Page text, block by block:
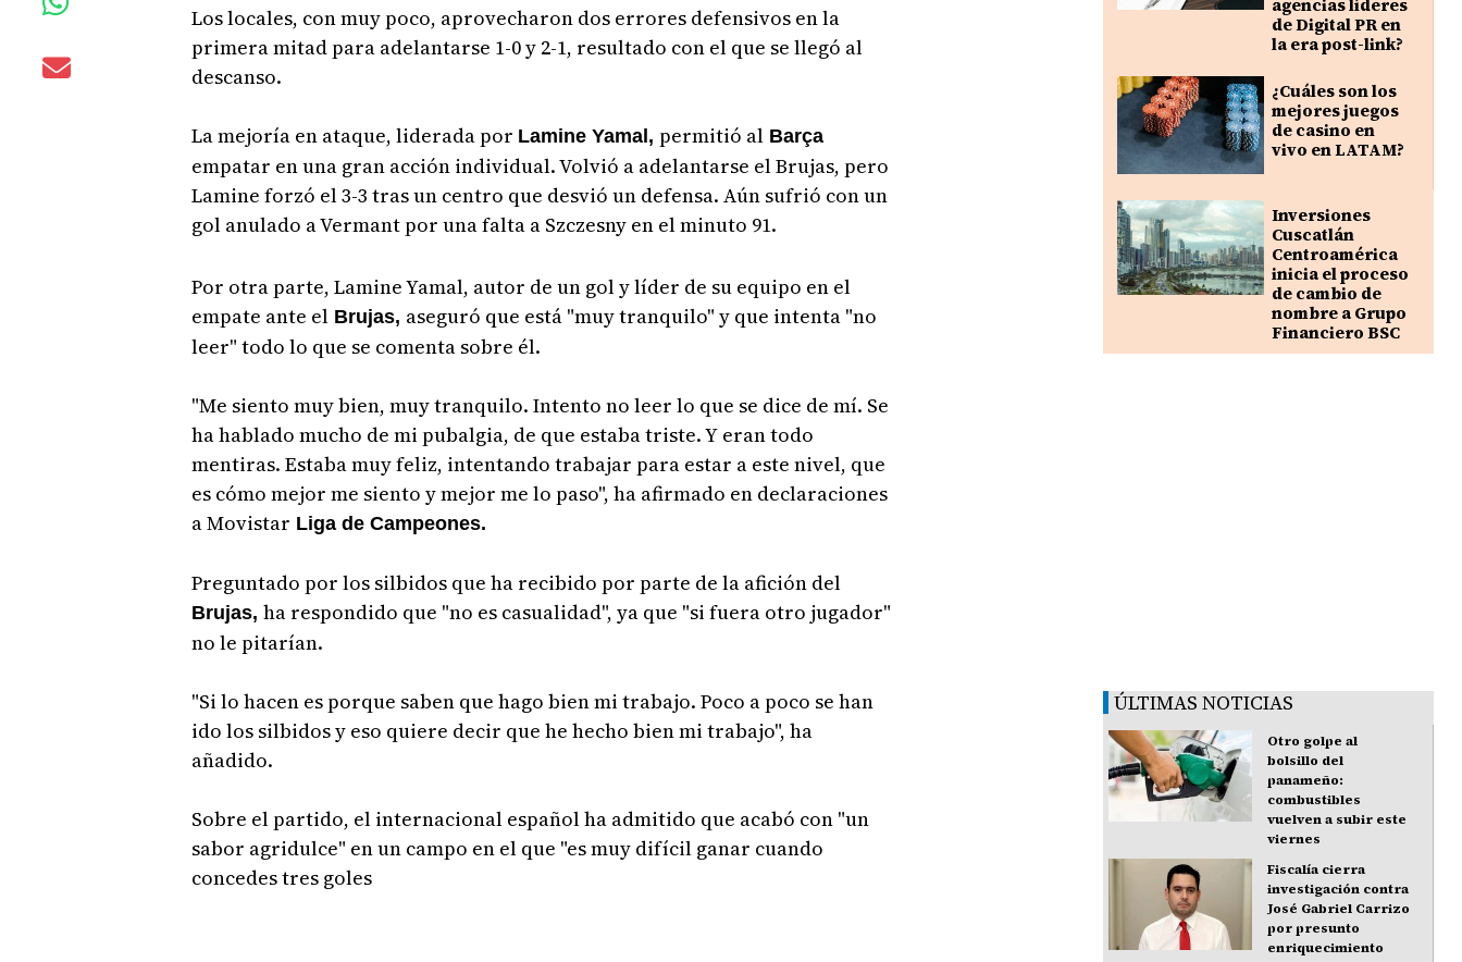
Los locales, con muy poco, aprovecharon dos errores defensivos en la
primera mitad para adelantarse 1-0 y 2-1, resultado con el que se llegó al
descanso.
La mejoría en ataque, liderada por Lamine Yamal, permitió alBarça
empatar en una gran acción individual. Volvió a adelantarse el Brujas, pero
Lamine forzó el 3-3 tras un centro que desvió un defensa. Aún sufrió con un
gol anulado a Vermant por una falta a Szczesny en el minuto 91.
Por otra parte, Lamine Yamal, autor de un gol y líder de su equipo en el
empate ante elBrujas, aseguró que está "muy tranquilo" y que intenta "no
leer" todo lo que se comenta sobre él.
"Me siento muy bien, muy tranquilo. Intento no leer lo que se dice de mí. Se
ha hablado mucho de mi pubalgia, de que estaba triste. Y eran todo
mentiras. Estaba muy feliz, intentando trabajar para estar a este nivel, que
es cómo mejor me siento y mejor me lo paso", ha afirmado en declaraciones
a Movistar Liga de Campeones.
Preguntado por los silbidos que ha recibido por parte de la afición del
Brujas, ha respondido que "no es casualidad", ya que "si fuera otro jugador"
no le pitarían.
"Si lo hacen es porque saben que hago bien mi trabajo. Poco a poco se han
ido los silbidos y eso quiere decir que he hecho bien mi trabajo", ha
añadido.
Sobre el partido, el internacional español ha admitido que acabó con "un
sabor agridulce" en un campo en el que "es muy difícil ganar cuando
concedes tres goles
agencias líderes
de Digital PR en
la era post-link?
¿Cuáles son los
mejores juegos
de casino en
vivo en LATAM?
Inversiones
Cuscatlán
Centroamérica
inicia el proceso
de cambio de
nombre a Grupo
Financiero BSC
ÚLTIMAS NOTICIAS
Otro golpe al
bolsillo del
panameño:
combustibles
vuelven a subir este
viernes
Fiscalía cierra
investigación contra
José Gabriel Carrizo
por presunto
enriquecimiento